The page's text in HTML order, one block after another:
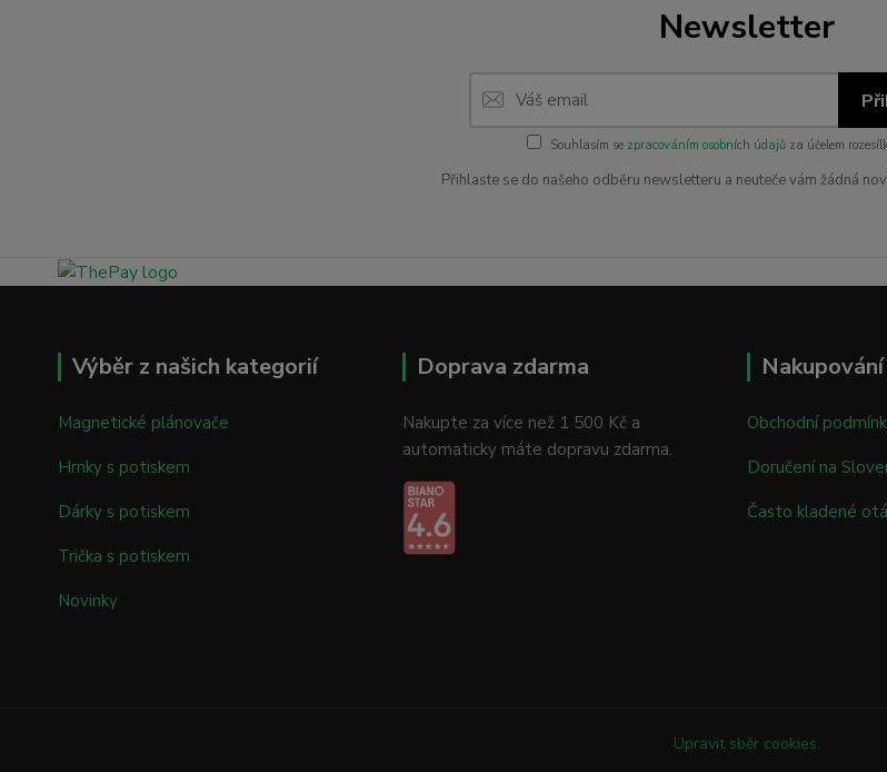
Newsletter
Souhlasím se zpracováním osobních údajů za účelem
Přihlaste se do našeho odběru newsletteru a neuteče vám žádná
Výběr z našich kategorií
Magnetické plánovače
Hrnky s potiskem
Dárky s potiskem
Trička s potiskem
Novinky
Doprava zdarma
Nakupte za více než 1 500 Kč a
automaticky máte dopravu zdarma.
Nakupování
Obchodní
Doručení na
Často kladené
Upravit sběr cookies.